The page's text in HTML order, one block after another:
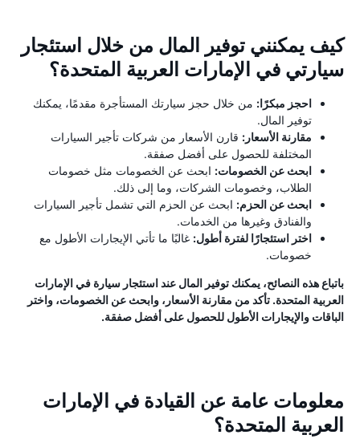
كيف يمكنني توفير المال من خلال استئجار
سيارتي في الإمارات العربية المتحدة؟
احجز مبكرًا: من خلال حجز سيارتك المستأجرة مقدمًا، يمكنك
توفير المال.
مقارنة الأسعار: قارن الأسعار من شركات تأجير السيارات
المختلفة للحصول على أفضل صفقة.
ابحث عن الخصومات: ابحث عن الخصومات مثل خصومات
الطلاب، وخصومات الشركات، وما إلى ذلك.
ابحث عن الحزم: ابحث عن الحزم التي تشمل تأجير السيارات
والفنادق وغيرها من الخدمات.
اختر استئجارًا لفترة أطول: غالبًا ما تأتي الإيجارات الأطول مع
خصومات.
باتباع هذه النصائح، يمكنك توفير المال عند استئجار سيارة في الإمارات
العربية المتحدة. تأكد من مقارنة الأسعار، وابحث عن الخصومات، واختر
الباقات والإيجارات الأطول للحصول على أفضل صفقة.
معلومات عامة عن القيادة في الإمارات
العربية المتحدة؟